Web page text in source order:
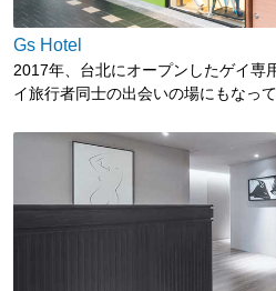
Gs Hotel
2017年、台北にオープンしたゲイ専
イ旅行者同士の出会いの場にもなって